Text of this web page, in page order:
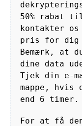
50% rabat
kontakter
pris for dig
Bemærk, at
dine data
Tjek din e-
mappe, hvis
end 6 timer.
For at få